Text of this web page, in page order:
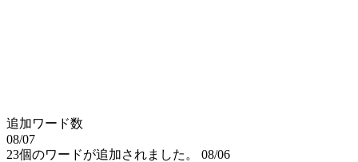
追加ワード数
08/07
23個のワードが追加されました。
08/06